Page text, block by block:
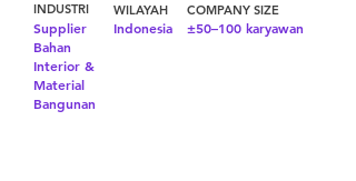
INDUSTRI WILAYAH COMPANY SIZE
Supplier
Bahan
Interior &
Material
Bangunan
Indonesia ±50–100 karyawan